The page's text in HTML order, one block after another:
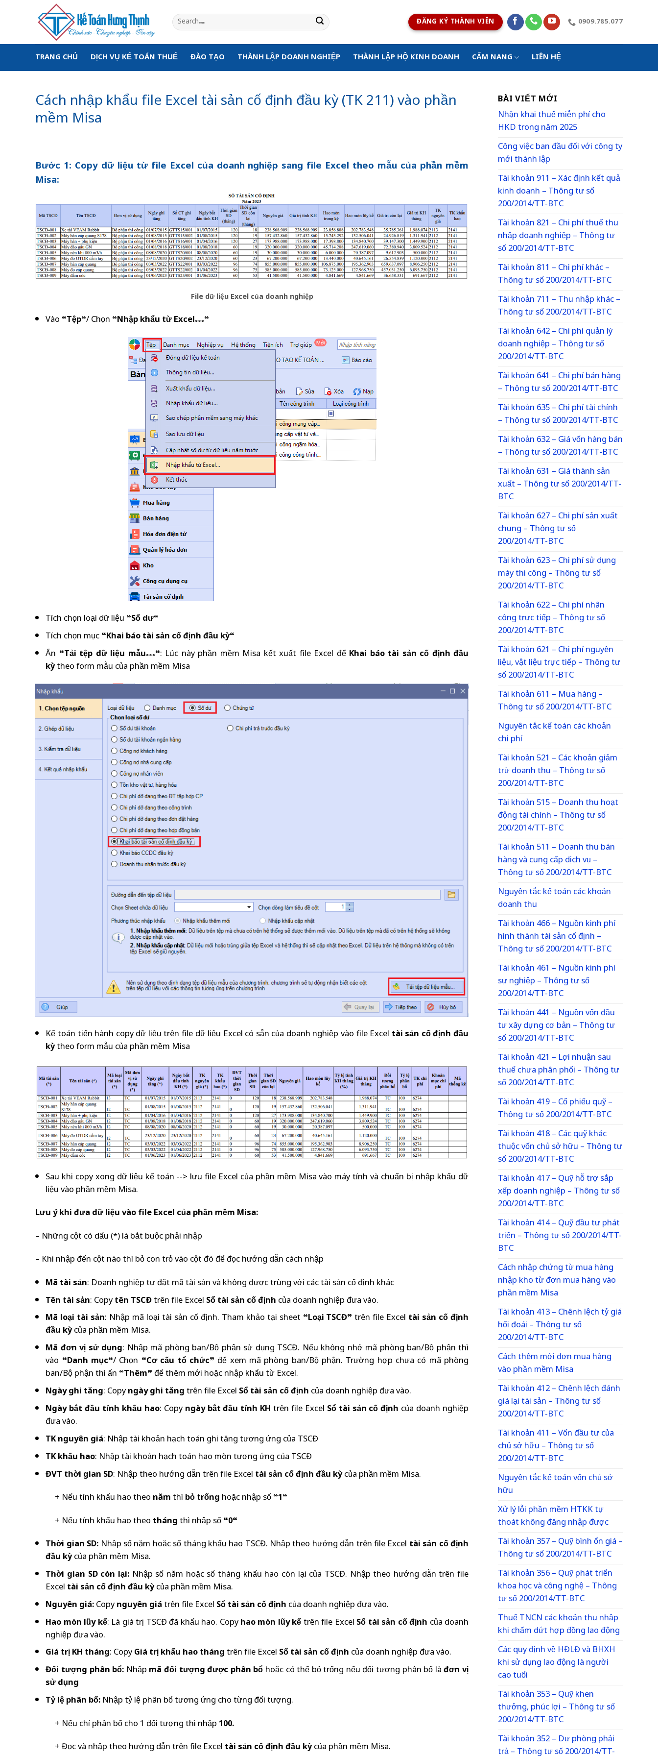
ĐĂNG KÝ THÀNH VIÊN 0909.785.077
TRANG CHỦ DỊCH VỤ KẾ TOÁN THUẾ ĐÀO TẠO THÀNH LẬP DOANH NGHIỆP THÀNH LẬP HỘ KINH DOANH CẨM NANG LIÊN HỆ
Cách nhập khẩu file Excel tài sản cố định đầu kỳ (TK 211) vào phần
mềm Misa
Bước 1: Copy dữ liệu từ file Excel của doanh nghiệp sang file Excel theo mẫu của phần mềm
Misa:
File dữ liệu Excel của doanh nghiệp
Vào “Tệp“/ Chọn “Nhập khẩu từ Excel…“
Tích chọn loại dữ liệu “Số dư“
Tích chọn mục “Khai báo tài sản cố định đầu kỳ“
Ấn “Tải tệp dữ liệu mẫu…“: Lúc này phần mềm Misa kết xuất file Excel đểKhai báo tài sản cố định đầu
kỳtheo form mẫu của phần mềm Misa
Kế toán tiến hành copy dữ liệu trên file dữ liệu Excel có sẵn của doanh nghiệp vào file Exceltài sản cố định đầu
kỳtheo form mẫu của phần mềm Misa
Sau khi copy xong dữ liệu kế toán --> lưu file Excel của phần mềm Misa vào máy tính và chuẩn bị nhập khẩu dữ
liệu vào phần mềm Misa.
Lưu ý khi đưa dữ liệu vào file Excel của phần mềm Misa:
– Những cột có dấu (*) là bắt buộc phải nhập
– Khi nhập đến cột nào thì bỏ con trỏ vào cột đó để đọc hướng dẫn cách nhập
Mã tài sản: Doanh nghiệp tự đặt mã tài sản và không được trùng với các tài sản cố định khác
Tên tài sản: Copytên TSCĐtrên file ExcelSổ tài sản cố địnhcủa doanh nghiệp đưa vào.
Mã loại tài sản: Nhập mã loại tài sản cố định. Tham khảo tại sheet “Loại TSCĐ” trên file Exceltài sản cố định
đầu kỳcủa phần mềm Misa.
Mã đơn vị sử dụng: Nhập mã phòng ban/Bộ phận sử dụng TSCĐ. Nếu không nhớ mã phòng ban/Bộ phận thì
vào “Danh mục“/ Chọn “Cơ cấu tổ chức” để xem mã phòng ban/Bộ phận. Trường hợp chưa có mã phòng
ban/Bộ phận thì ấn “Thêm” để thêm mới hoặc nhập khẩu từ Excel.
Ngày ghi tăng: Copyngày ghi tăngtrên file ExcelSổ tài sản cố địnhcủa doanh nghiệp đưa vào.
Ngày bắt đầu tính khấu hao: Copyngày bắt đầu tính KHtrên file ExcelSổ tài sản cố địnhcủa doanh nghiệp
đưa vào.
TK nguyên giá: Nhập tài khoản hạch toán ghi tăng tương ứng của TSCĐ
TK khấu hao: Nhập tài khoản hạch toán hao mòn tương ứng của TSCĐ
ĐVT thời gian SD: Nhập theo hướng dẫn trên file Exceltài sản cố định đầu kỳcủa phần mềm Misa.
+ Nếu tính khấu hao theonămthìbỏ trốnghoặc nhập số “1“
+ Nếu tính khấu hao theothángthì nhập số “0“
Thời gian SD:Nhập số năm hoặc số tháng khấu hao TSCĐ. Nhập theo hướng dẫn trên file Exceltài sản cố định
đầu kỳcủa phần mềm Misa.
Thời gian SD còn lại: Nhập số năm hoặc số tháng khấu hao còn lại của TSCĐ. Nhập theo hướng dẫn trên file
Exceltài sản cố định đầu kỳcủa phần mềm Misa.
Nguyên giá:Copynguyên giátrên file ExcelSổ tài sản cố địnhcủa doanh nghiệp đưa vào.
Hao mòn lũy kế: Là giá trị TSCĐ đã khấu hao. Copyhao mòn lũy kếtrên file ExcelSổ tài sản cố địnhcủa doanh
nghiệp đưa vào.
Giá trị KH tháng: CopyGiá trị khấu hao thángtrên file ExcelSổ tài sản cố địnhcủa doanh nghiệp đưa vào.
Đối tượng phân bổ:Nhậpmã đối tượng được phân bổhoặc có thể bỏ trống nếu đối tượng phân bổ làđơn vị
sử dụng
Tỷ lệ phân bổ:Nhập tỷ lệ phân bổ tương ứng cho từng đối tượng.
+ Nếu chỉ phân bổ cho 1 đối tượng thì nhập100.
+ Đọc và nhập theo hướng dẫn trên file Exceltài sản cố định đầu kỳcủa phần mềm Misa.
BÀI VIẾT MỚI
Nhận khai thuế miễn phí cho
HKD trong năm 2025
Công việc ban đầu đối với công ty
mới thành lập
Tài khoản 911 – Xác định kết quả
kinh doanh – Thông tư số
200/2014/TT-BTC
Tài khoản 821 – Chi phí thuế thu
nhập doanh nghiệp – Thông tư
số 200/2014/TT-BTC
Tài khoản 811 – Chi phí khác –
Thông tư số 200/2014/TT-BTC
Tài khoản 711 – Thu nhập khác –
Thông tư số 200/2014/TT-BTC
Tài khoản 642 – Chi phí quản lý
doanh nghiệp – Thông tư số
200/2014/TT-BTC
Tài khoản 641 – Chi phí bán hàng
– Thông tư số 200/2014/TT-BTC
Tài khoản 635 – Chi phí tài chính
– Thông tư số 200/2014/TT-BTC
Tài khoản 632 – Giá vốn hàng bán
– Thông tư số 200/2014/TT-BTC
Tài khoản 631 – Giá thành sản
xuất – Thông tư số 200/2014/TT-
BTC
Tài khoản 627 – Chi phí sản xuất
chung – Thông tư số
200/2014/TT-BTC
Tài khoản 623 – Chi phí sử dụng
máy thi công – Thông tư số
200/2014/TT-BTC
Tài khoản 622 – Chi phí nhân
công trực tiếp – Thông tư số
200/2014/TT-BTC
Tài khoản 621 – Chi phí nguyên
liệu, vật liệu trực tiếp – Thông tư
số 200/2014/TT-BTC
Tài khoản 611 – Mua hàng –
Thông tư số 200/2014/TT-BTC
Nguyên tắc kế toán các khoản
chi phí
Tài khoản 521 – Các khoản giảm
trừ doanh thu – Thông tư số
200/2014/TT-BTC
Tài khoản 515 – Doanh thu hoạt
động tài chính – Thông tư số
200/2014/TT-BTC
Tài khoản 511 – Doanh thu bán
hàng và cung cấp dịch vụ –
Thông tư số 200/2014/TT-BTC
Nguyên tắc kế toán các khoản
doanh thu
Tài khoản 466 – Nguồn kinh phí
hình thành tài sản cố định –
Thông tư số 200/2014/TT-BTC
Tài khoản 461 – Nguồn kinh phí
sự nghiệp – Thông tư số
200/2014/TT-BTC
Tài khoản 441 – Nguồn vốn đầu
tư xây dựng cơ bản – Thông tư
số 200/2014/TT-BTC
Tài khoản 421 – Lợi nhuận sau
thuế chưa phân phối – Thông tư
số 200/2014/TT-BTC
Tài khoản 419 – Cổ phiếu quỹ –
Thông tư số 200/2014/TT-BTC
Tài khoản 418 – Các quỹ khác
thuộc vốn chủ sở hữu – Thông tư
số 200/2014/TT-BTC
Tài khoản 417 – Quỹ hỗ trợ sắp
xếp doanh nghiệp – Thông tư số
200/2014/TT-BTC
Tài khoản 414 – Quỹ đầu tư phát
triển – Thông tư số 200/2014/TT-
BTC
Cách nhập chứng từ mua hàng
nhập kho từ đơn mua hàng vào
phần mềm Misa
Tài khoản 413 – Chênh lệch tỷ giá
hối đoái – Thông tư số
200/2014/TT-BTC
Cách thêm mới đơn mua hàng
vào phần mềm Misa
Tài khoản 412 – Chênh lệch đánh
giá lại tài sản – Thông tư số
200/2014/TT-BTC
Tài khoản 411 – Vốn đầu tư của
chủ sở hữu – Thông tư số
200/2014/TT-BTC
Nguyên tắc kế toán vốn chủ sở
hữu
Xử lý lỗi phần mềm HTKK tự
thoát không đăng nhập được
Tài khoản 357 – Quỹ bình ổn giá –
Thông tư số 200/2014/TT-BTC
Tài khoản 356 – Quỹ phát triển
khoa học và công nghệ – Thông
tư số 200/2014/TT-BTC
Thuế TNCN các khoản thu nhập
khi chấm dứt hợp đồng lao động
Các quy định về HĐLĐ và BHXH
khi sử dụng lao động là người
cao tuổi
Tài khoản 353 – Quỹ khen
thưởng, phúc lợi – Thông tư số
200/2014/TT-BTC
Tài khoản 352 – Dự phòng phải
trả – Thông tư số 200/2014/TT-